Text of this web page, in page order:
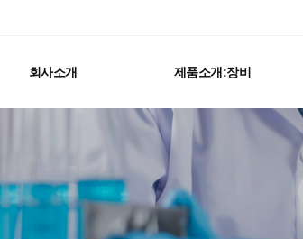
회사소개 제품소개:장비